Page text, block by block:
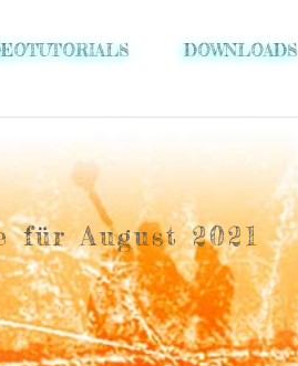
DOWNLOADS
für August 2021